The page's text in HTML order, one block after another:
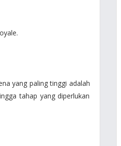
yang paling tinggi adalah
tahap yang diperlukan